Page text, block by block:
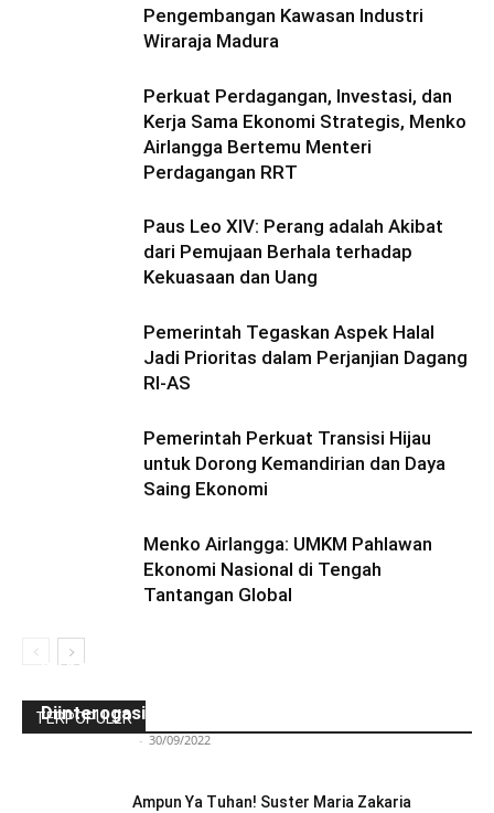
Pengembangan Kawasan Industri
Wiraraja Madura
Perkuat Perdagangan, Investasi, dan
Kerja Sama Ekonomi Strategis, Menko
Airlangga Bertemu Menteri
Perdagangan RRT
Paus Leo XIV: Perang adalah Akibat
dari Pemujaan Berhala terhadap
Kekuasaan dan Uang
Pemerintah Tegaskan Aspek Halal
Jadi Prioritas dalam Perjanjian Dagang
RI-AS
Pemerintah Perkuat Transisi Hijau
untuk Dorong Kemandirian dan Daya
Saing Ekonomi
Menko Airlangga: UMKM Pahlawan
Ekonomi Nasional di Tengah
Tantangan Global
TERPOPULER
Ini Kronologinya! Diduga Teriaki Kata Sambo,
Diinterogasi Aparat Polres Sikka
- 30/09/2022
Ampun Ya Tuhan! Suster Maria Zakaria